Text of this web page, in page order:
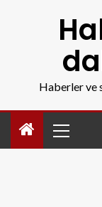
Haberler ve